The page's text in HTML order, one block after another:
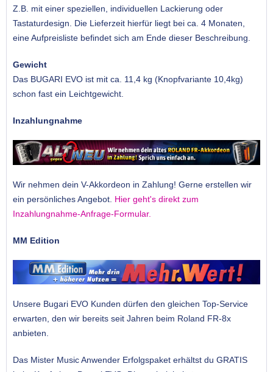
Z.B. mit einer speziellen, individuellen Lackierung oder
Tastaturdesign. Die Lieferzeit hierfür liegt bei ca. 4 Monaten,
eine Aufpreisliste befindet sich am Ende dieser Beschreibung.
Gewicht
Das BUGARI EVO ist mit ca. 11,4 kg (Knopfvariante 10,4kg)
schon fast ein Leichtgewicht.
Inzahlungnahme
Wir nehmen dein V-Akkordeon in Zahlung! Gerne erstellen wir
ein persönliches Angebot. Hier geht's direkt zum
Inzahlungnahme-Anfrage-Formular.
MM Edition
Unsere Bugari EVO Kunden dürfen den gleichen Top-Service
erwarten, den wir bereits seit Jahren beim Roland FR-8x
anbieten.
Das Mister Music Anwender Erfolgspaket erhältst du GRATIS